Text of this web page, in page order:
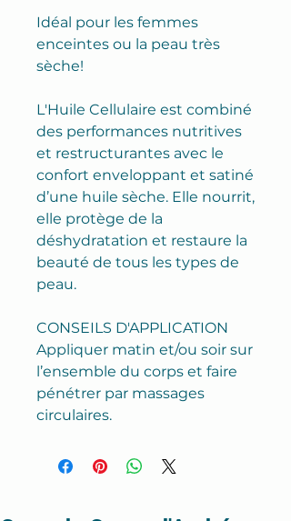
Idéal pour les femmes
enceintes ou la peau très
sèche!
L'Huile Cellulaire est combiné
des performances nutritives
et restructurantes avec le
confort enveloppant et satiné
d’une huile sèche. Elle nourrit,
elle protège de la
déshydratation et restaure la
beauté de tous les types de
peau.
CONSEILS D'APPLICATION
Appliquer matin et/ou soir sur
l’ensemble du corps et faire
pénétrer par massages
circulaires.